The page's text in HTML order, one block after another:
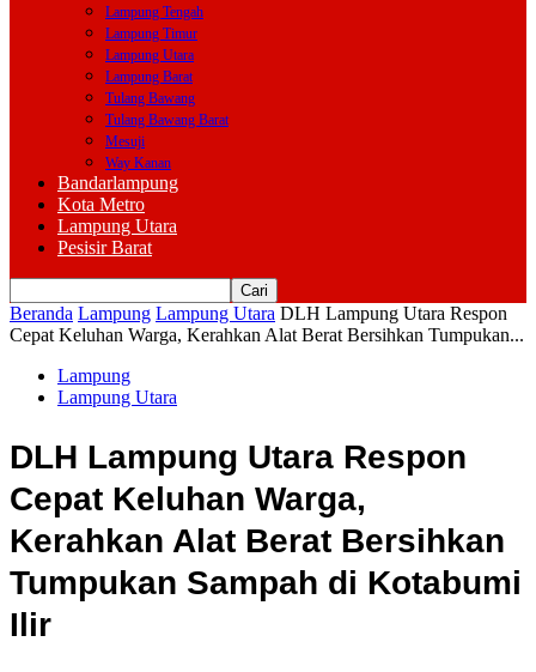
Lampung Tengah
Lampung Timur
Lampung Utara
Lampung Barat
Tulang Bawang
Tulang Bawang Barat
Mesuji
Way Kanan
Bandarlampung
Kota Metro
Lampung Utara
Pesisir Barat
Beranda Lampung Lampung Utara DLH Lampung Utara Respon
Cepat Keluhan Warga, Kerahkan Alat Berat Bersihkan Tumpukan...
Lampung
Lampung Utara
DLH Lampung Utara Respon
Cepat Keluhan Warga,
Kerahkan Alat Berat Bersihkan
Tumpukan Sampah di Kotabumi
Ilir